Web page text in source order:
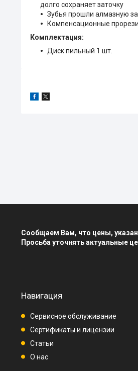
долго сохраняет заточку
Зубья прошли алмазную
Компенсационные
Комплектация:
Диск пильный 1 шт.
Сообщаем Вам, что цены,
Просьба уточнять актуальные
Навигация
Сервисное обслуживание
Сертификаты и лицензии
Статьи
О нас